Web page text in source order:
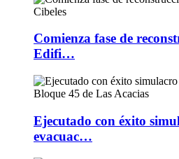
Comienza fase de
Edifi…
Ejecutado con éxito
evacuac…